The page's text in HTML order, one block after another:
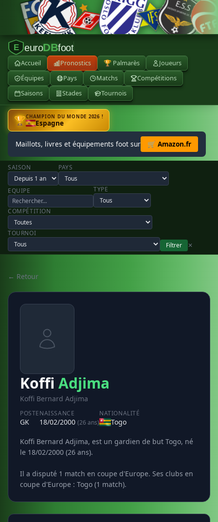
E euroDBfoot
Accueil Pronostics 🏆 Palmarès
Joueurs
Équipes
Pays Matchs
Compétitions
Saisons
Stades Tournois
🏆CHAMPION DU MONDE 2026 !
Espagne
Maillots, livres et équipements foot sur 🛒 Amazon.fr
SAISON PAYS
EQUIPE TYPE
COMPÉTITION
TOURNOI
Filtrer
✕
← Retour
Koffi Adjima
Koffi Bernard Adjima
POSTE
GK
NAISSANCE
18/02/2000 (26 ans)
NATIONALITÉ
Togo
Koffi Bernard Adjima, est un gardien de but Togo, né
le 18/02/2000 (26 ans).
Il a disputé 1 match en coupe d'Europe. Ses clubs en
coupe d'Europe : Togo (1 match).